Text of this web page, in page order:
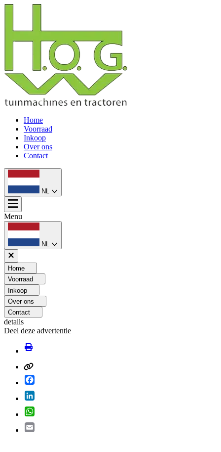
Home
Voorraad
Inkoop
Over ons
Contact
NL
Menu
NL
Home
Voorraad
Inkoop
Over ons
Contact
details
Deel deze advertentie